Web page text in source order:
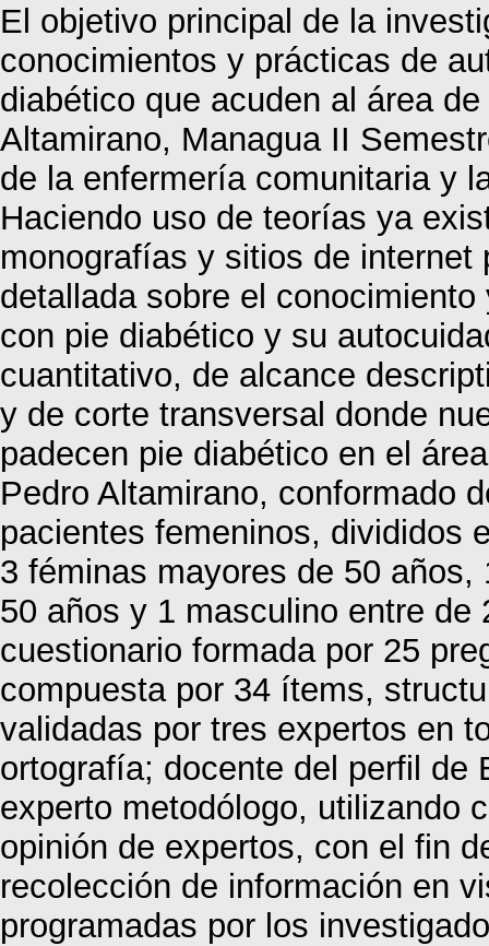
El objetivo principal de la
conocimientos y prácticas de
diabético que acuden al área
Altamirano, Managua II
de la enfermería comunitaria y
Haciendo uso de teorías ya
monografías y sitios de
detallada sobre el
con pie diabético y su
cuantitativo, de alcance
y de corte transversal donde
padecen pie diabético en el
Pedro Altamirano, conformado
pacientes femeninos, divididos
3 féminas mayores de 50
50 años y 1 masculino entre
cuestionario formada por 25
compuesta por 34 ítems,
validadas por tres expertos en
ortografía; docente del perfil de
experto metodólogo, utilizando
opinión de expertos, con el fin
recolección de información en
programadas por los